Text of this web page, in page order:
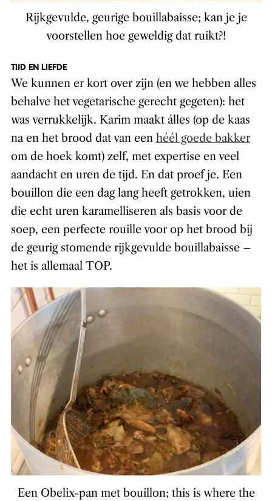
Rijkgevulde, geurige bouillabaisse; kan je je
voorstellen hoe geweldig dat ruikt?!
TIJD EN LIEFDE
We kunnen er kort over zijn (en we hebben alles
behalve het vegetarische gerecht gegeten): het
was verrukkelijk. Karim maakt álles (op de kaas
na en het brood dat van een héél goede bakker
om de hoek komt) zelf, met expertise en veel
aandacht en uren de tijd. En dat proef je. Een
bouillon die een dag lang heeft getrokken, uien
die echt uren karamelliseren als basis voor de
soep, een perfecte rouille voor op het brood bij
de geurig stomende rijkgevulde bouillabaisse –
het is allemaal TOP.
Een Obelix-pan met bouillon; this is where the